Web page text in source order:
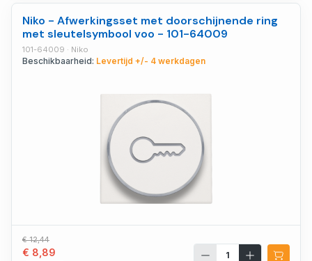
Niko - Afwerkingsset met doorschijnende ring
met sleutelsymbool voo - 101-64009
101-64009 · Niko
Beschikbaarheid: Levertijd +/- 4 werkdagen
€ 12,44
€ 8,89